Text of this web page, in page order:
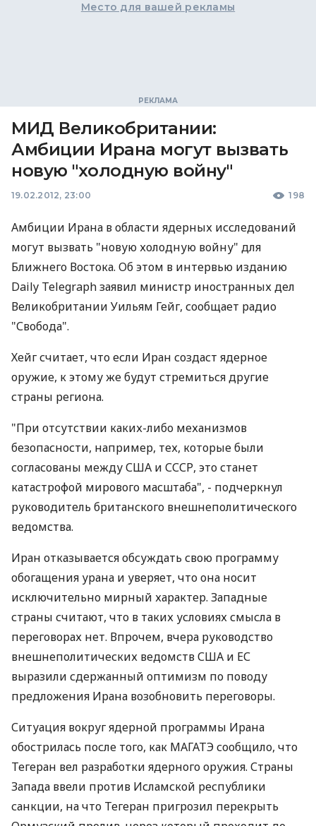
Место для вашей рекламы
МИД Великобритании:
Амбиции Ирана могут вызвать
новую "холодную войну"
19.02.2012, 23:00 198
Амбиции Ирана в области ядерных исследований
могут вызвать "новую холодную войну" для
Ближнего Востока. Об этом в интервью изданию
Daily Telegraph заявил министр иностранных дел
Великобритании Уильям Гейг, сообщает радио
"Свобода".
Хейг считает, что если Иран создаст ядерное
оружие, к этому же будут стремиться другие
страны региона.
"При отсутствии каких-либо механизмов
безопасности, например, тех, которые были
согласованы между США и СССР, это станет
катастрофой мирового масштаба", - подчеркнул
руководитель британского внешнеполитического
ведомства.
Иран отказывается обсуждать свою программу
обогащения урана и уверяет, что она носит
исключительно мирный характер. Западные
страны считают, что в таких условиях смысла в
переговорах нет. Впрочем, вчера руководство
внешнеполитических ведомств США и ЕС
выразили сдержанный оптимизм по поводу
предложения Ирана возобновить переговоры.
Ситуация вокруг ядерной программы Ирана
обострилась после того, как МАГАТЭ сообщило, что
Тегеран вел разработки ядерного оружия. Страны
Запада ввели против Исламской республики
санкции, на что Тегеран пригрозил перекрыть